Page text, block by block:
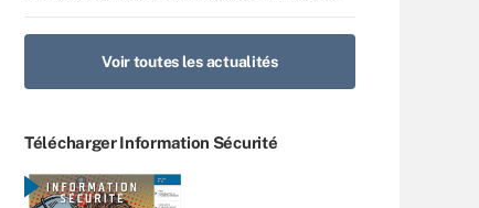
Voir toutes les actualités
Télécharger Information Sécurité